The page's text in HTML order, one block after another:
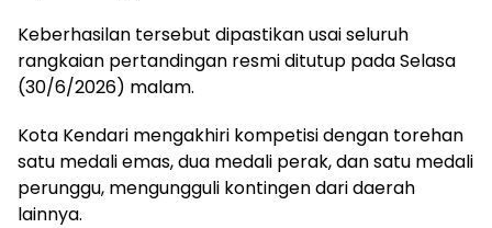
Keberhasilan tersebut dipastikan usai seluruh
rangkaian pertandingan resmi ditutup pada Selasa
(30/6/2026) malam.
Kota Kendari mengakhiri kompetisi dengan torehan
satu medali emas, dua medali perak, dan satu medali
perunggu, mengungguli kontingen dari daerah
lainnya.